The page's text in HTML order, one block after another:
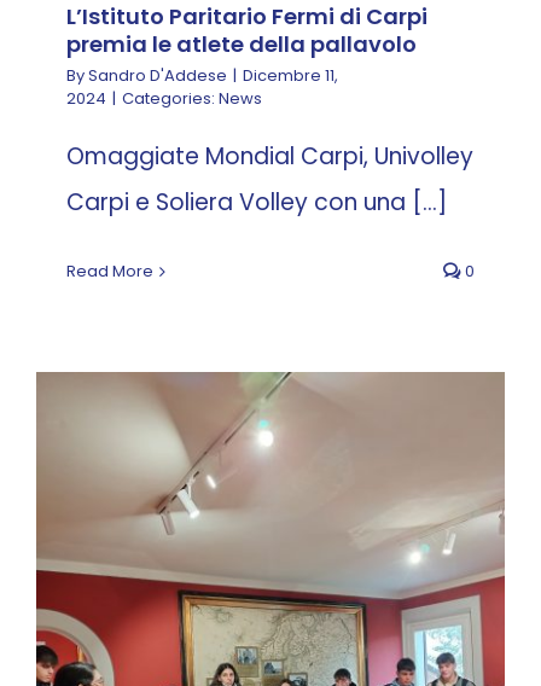
L’Istituto Paritario Fermi di Carpi
premia le atlete della pallavolo
BySandro D'Addese | Dicembre 11,
2024 | Categories: News
Omaggiate Mondial Carpi, Univolley
Carpi e Soliera Volley con una [...]
Read More 0
Incontro nell’Antica
Acetaia del Balsamico